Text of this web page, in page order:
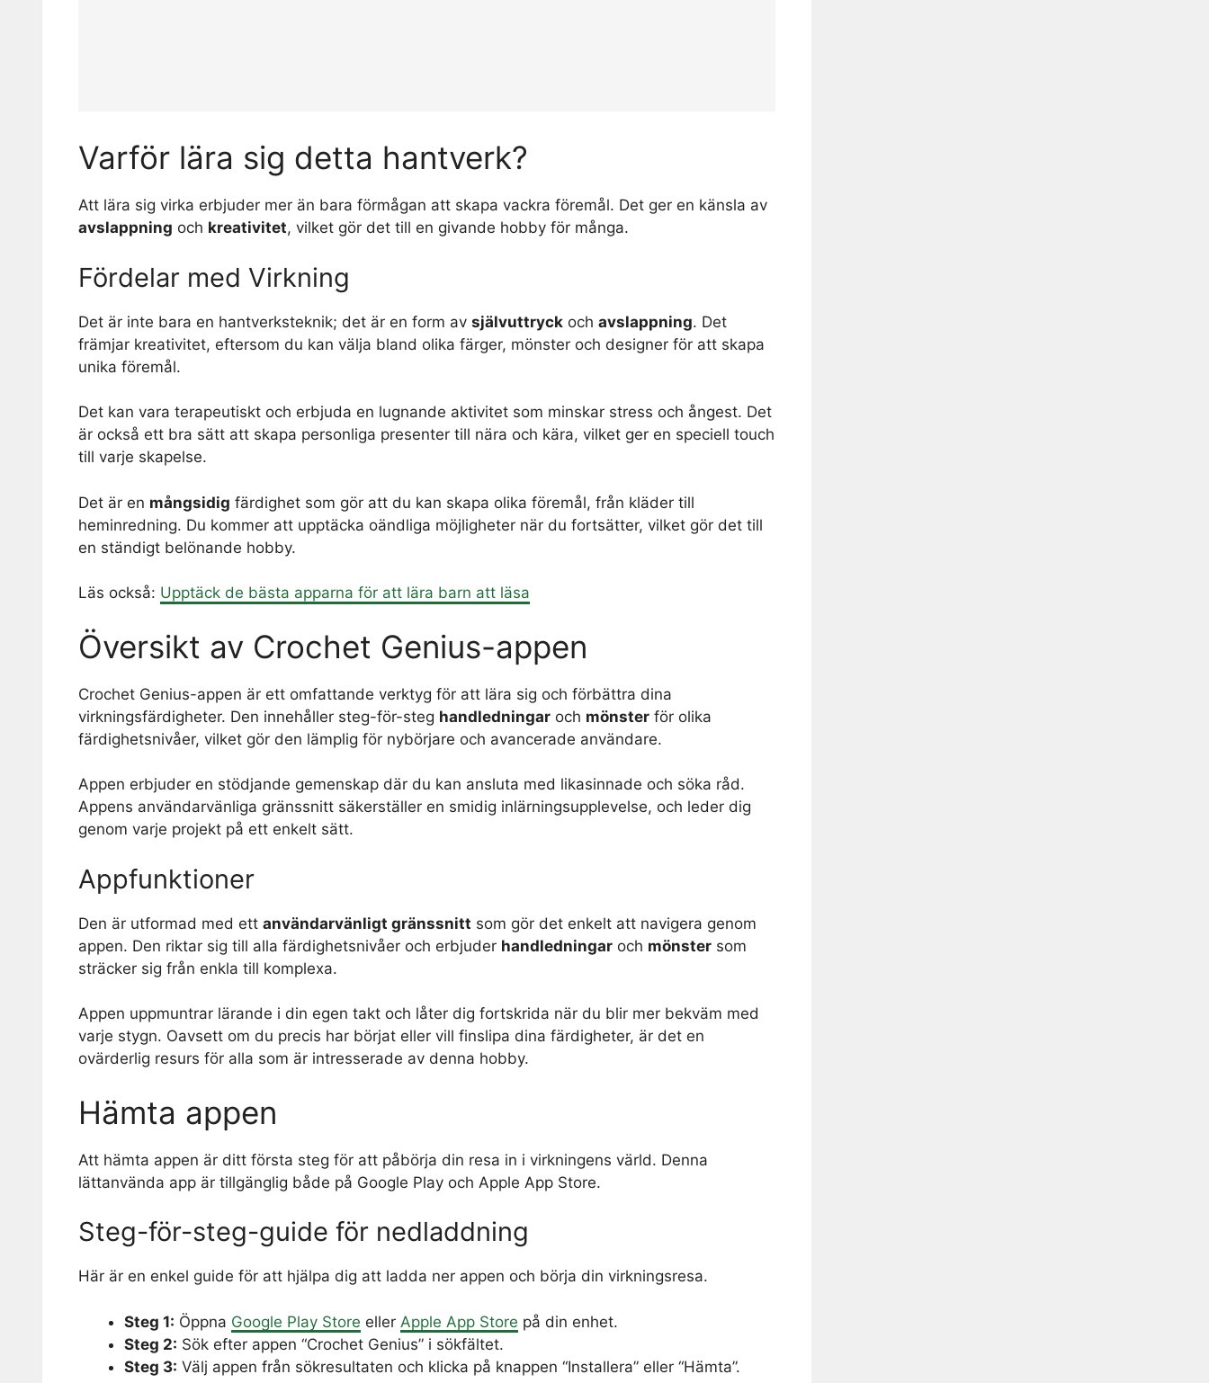
Varför lära sig detta hantverk?
Att lära sig virka erbjuder mer än bara förmågan att skapa vackra föremål. Det ger en känsla av
avslappning och kreativitet, vilket gör det till en givande hobby för många.
Fördelar med Virkning
Det är inte bara en hantverksteknik; det är en form av självuttryck och avslappning. Det
främjar kreativitet, eftersom du kan välja bland olika färger, mönster och designer för att skapa
unika föremål.
Det kan vara terapeutiskt och erbjuda en lugnande aktivitet som minskar stress och ångest. Det
är också ett bra sätt att skapa personliga presenter till nära och kära, vilket ger en speciell touch
till varje skapelse.
Det är en mångsidig färdighet som gör att du kan skapa olika föremål, från kläder till
heminredning. Du kommer att upptäcka oändliga möjligheter när du fortsätter, vilket gör det till
en ständigt belönande hobby.
Läs också: Upptäck de bästa apparna för att lära barn att läsa
Översikt av Crochet Genius-appen
Crochet Genius-appen är ett omfattande verktyg för att lära sig och förbättra dina
virkningsfärdigheter. Den innehåller steg-för-steg handledningar och mönster för olika
färdighetsnivåer, vilket gör den lämplig för nybörjare och avancerade användare.
Appen erbjuder en stödjande gemenskap där du kan ansluta med likasinnade och söka råd.
Appens användarvänliga gränssnitt säkerställer en smidig inlärningsupplevelse, och leder dig
genom varje projekt på ett enkelt sätt.
Appfunktioner
Den är utformad med ett användarvänligt gränssnitt som gör det enkelt att navigera genom
appen. Den riktar sig till alla färdighetsnivåer och erbjuder handledningar och mönster som
sträcker sig från enkla till komplexa.
Appen uppmuntrar lärande i din egen takt och låter dig fortskrida när du blir mer bekväm med
varje stygn. Oavsett om du precis har börjat eller vill finslipa dina färdigheter, är det en
ovärderlig resurs för alla som är intresserade av denna hobby.
Hämta appen
Att hämta appen är ditt första steg för att påbörja din resa in i virkningens värld. Denna
lättanvända app är tillgänglig både på Google Play och Apple App Store.
Steg-för-steg-guide för nedladdning
Här är en enkel guide för att hjälpa dig att ladda ner appen och börja din virkningsresa.
Steg 1: Öppna Google Play Store eller Apple App Store på din enhet.
Steg 2: Sök efter appen “Crochet Genius” i sökfältet.
Steg 3: Välj appen från sökresultaten och klicka på knappen “Installera” eller “Hämta”.